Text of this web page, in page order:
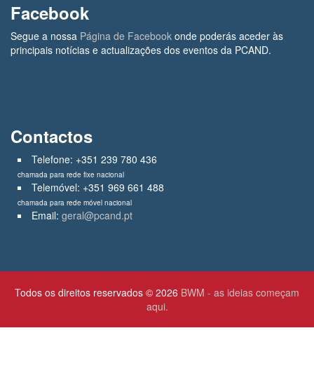
Facebook
Segue a nossa Página de Facebook onde poderás aceder às
principais notícias e actualizações dos eventos da PCAND.
Contactos
Telefone: +351 239 780 436
chamada para rede fixe nacional
Telemóvel: +351 969 661 488
chamada para rede móvel nacional
Email: geral@pcand.pt
Todos os direitos reservados © 2026 BWM - as ideias começam
aqui.